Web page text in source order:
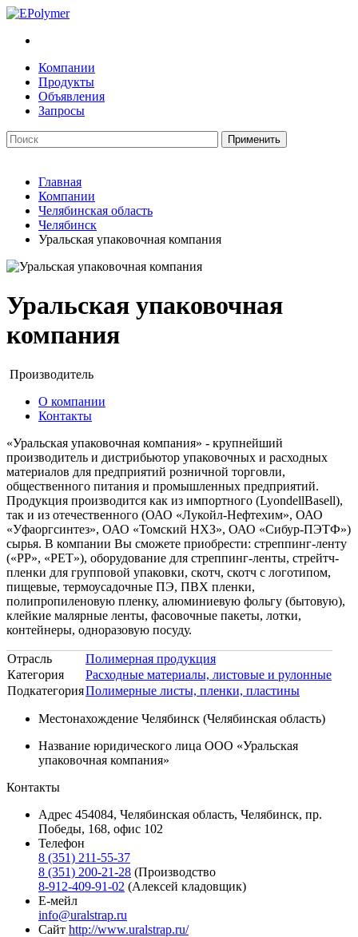
Компании
Продукты
Объявления
Запросы
Главная
Компании
Челябинская область
Челябинск
Уральская упаковочная компания
Уральская упаковочная
компания
Производитель
О компании
Контакты
«Уральская упаковочная компания» - крупнейший
производитель и дистрибьютор упаковочных и расходных
материалов для предприятий розничной торговли,
общественного питания и промышленных предприятий.
Продукция производится как из импортного (LyondellBasell),
так и из отечественного (ОАО «Лукойл-Нефтехим», ОАО
«Уфаоргсинтез», ОАО «Томский НХЗ», ОАО «Сибур-ПЭТФ»)
сырья. В компании Вы сможете приобрести: стреппинг-ленту
(«PP», «PET»), оборудование для стреппинг-ленты, стрейтч-
пленки для групповой упаковки, скотч, скотч с логотипом,
пищевые, термоусадочные ПЭ, ПВХ пленки,
полипропиленовую пленку, алюминиевую фольгу (бытовую),
клейкие малярные ленты, фасовочные пакеты, лотки,
контейнеры, одноразовую посуду.
Отрасль
Полимерная продукция
Категория
Расходные материалы, листовые и рулонные
ПодкатегорияПолимерные листы, пленки, пластины
Местонахождение Челябинск (Челябинская область)
Название юридического лица ООО «Уральская
упаковочная компания»
Контакты
Адрес 454084, Челябинская область, Челябинск, пр.
Победы, 168, офис 102
Телефон
8 (351) 211-55-37
8 (351) 200-21-28 (Производство
8-912-409-91-02 (Алексей кладовщик)
Е-мейл
info@uralstrap.ru
Сайт http://www.uralstrap.ru/